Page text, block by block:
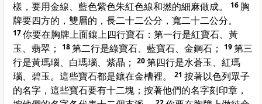
樣，要用金線、藍色紫色朱紅色線和撚的細麻做成。
16 胸
牌要四方的，雙層的，長二十二公分，寬二十二公分。
17你要在胸牌上面鑲上四行寶石：第一行是紅寶石、黃
玉、翡翠；
18第二行是綠寶石、藍寶石、金鋼石； 19第三
行是黃瑪瑙、白瑪瑙、紫晶；
20第四行是水蒼玉、紅瑪
瑙、碧玉。這些寶石都是鑲在金槽裡。
21 按著以色列眾子
的名字，這些寶石要有十二塊；按著他們的名字刻印章，